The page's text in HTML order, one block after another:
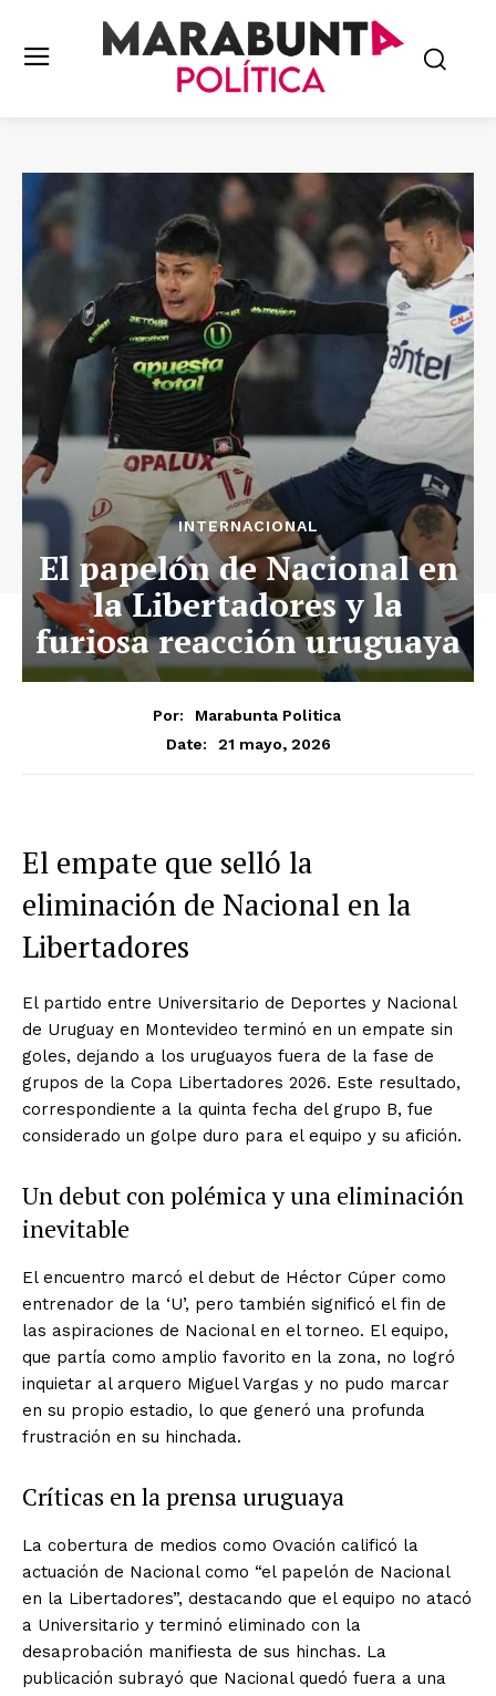
INTERNACIONAL
El papelón de Nacional en
la Libertadores y la
furiosa reacción uruguaya
Por:
Marabunta Politica
Date:
21 mayo, 2026
El empate que selló la
eliminación de Nacional en la
Libertadores
El partido entre Universitario de Deportes y Nacional
de Uruguay en Montevideo terminó en un empate sin
goles, dejando a los uruguayos fuera de la fase de
grupos de la Copa Libertadores 2026. Este resultado,
correspondiente a la quinta fecha del grupo B, fue
considerado un golpe duro para el equipo y su afición.
Un debut con polémica y una eliminación
inevitable
El encuentro marcó el debut de Héctor Cúper como
entrenador de la ‘U’, pero también significó el fin de
las aspiraciones de Nacional en el torneo. El equipo,
que partía como amplio favorito en la zona, no logró
inquietar al arquero Miguel Vargas y no pudo marcar
en su propio estadio, lo que generó una profunda
frustración en su hinchada.
Críticas en la prensa uruguaya
La cobertura de medios como Ovación calificó la
actuación de Nacional como “el papelón de Nacional
en la Libertadores”, destacando que el equipo no atacó
a Universitario y terminó eliminado con la
desaprobación manifiesta de sus hinchas. La
publicación subrayó que Nacional quedó fuera a una